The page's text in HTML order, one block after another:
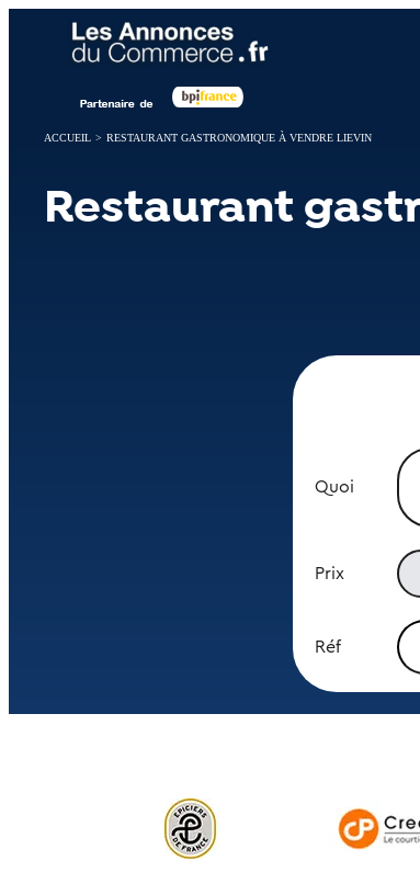
ACCUEIL > RESTAURANT GASTRONOMIQUE À VENDRE LIEVIN
Restaurant
Quoi
Prix
Réf
Panneau de gestion des cookies